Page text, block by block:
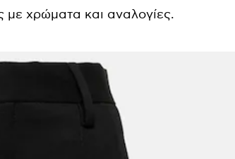
χρώματα και αναλογίες.